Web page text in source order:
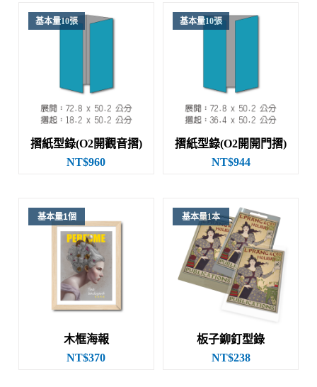
基本量10張
摺紙型錄(O2開觀音摺)
NT$960
基本量10張
摺紙型錄(O2開開門摺)
NT$944
基本量1個
木框海報
NT$370
基本量1本
板子鉚釘型錄
NT$238